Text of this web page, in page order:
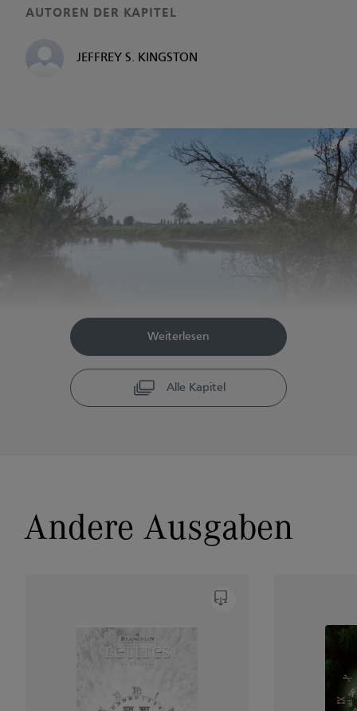
AUTOREN DER KAPITEL
JEFFREY S. KINGSTON
Weiterlesen
Alle Kapitel
Andere Ausgaben